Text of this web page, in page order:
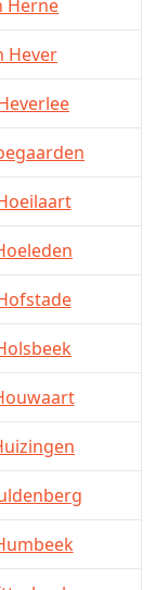
Herne
Hever